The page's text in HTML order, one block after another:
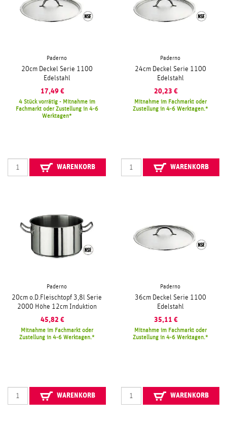
Paderno
20cm Deckel Serie 1100
Edelstahl
17,49 €
4 Stück vorrätig - Mitnahme im
Fachmarkt oder Zustellung in 4-6
Werktagen
WARENKORB
Paderno
24cm Deckel Serie 1100
Edelstahl
20,23 €
Mitnahme im Fachmarkt oder
Zustellung in 4-6 Werktagen.
WARENKORB
Paderno
20cm o.D.Fleischtopf 3,8l Serie
2000 Höhe 12cm Induktion
45,82 €
Mitnahme im Fachmarkt oder
Zustellung in 4-6 Werktagen.
WARENKORB
Paderno
36cm Deckel Serie 1100
Edelstahl
35,11 €
Mitnahme im Fachmarkt oder
Zustellung in 4-6 Werktagen.
WARENKORB